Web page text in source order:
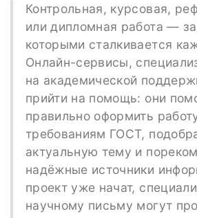
Контрольная, курсовая,
или дипломная работа —
которыми сталкивается
Онлайн-сервисы,
на академической
прийти на помощь: они
правильно оформить
требованиям ГОСТ,
актуальную тему и
надёжные источники
проект уже начат,
научному письму могут